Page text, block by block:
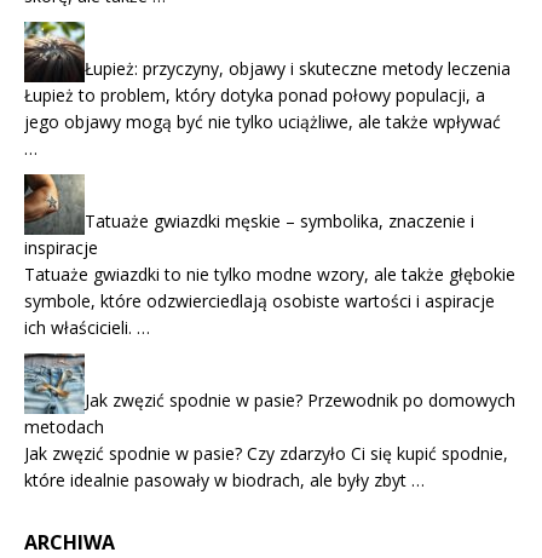
Łupież: przyczyny, objawy i skuteczne metody leczenia
Łupież to problem, który dotyka ponad połowy populacji, a
jego objawy mogą być nie tylko uciążliwe, ale także wpływać
…
Tatuaże gwiazdki męskie – symbolika, znaczenie i
inspiracje
Tatuaże gwiazdki to nie tylko modne wzory, ale także głębokie
symbole, które odzwierciedlają osobiste wartości i aspiracje
ich właścicieli. …
Jak zwęzić spodnie w pasie? Przewodnik po domowych
metodach
Jak zwęzić spodnie w pasie? Czy zdarzyło Ci się kupić spodnie,
które idealnie pasowały w biodrach, ale były zbyt …
ARCHIWA